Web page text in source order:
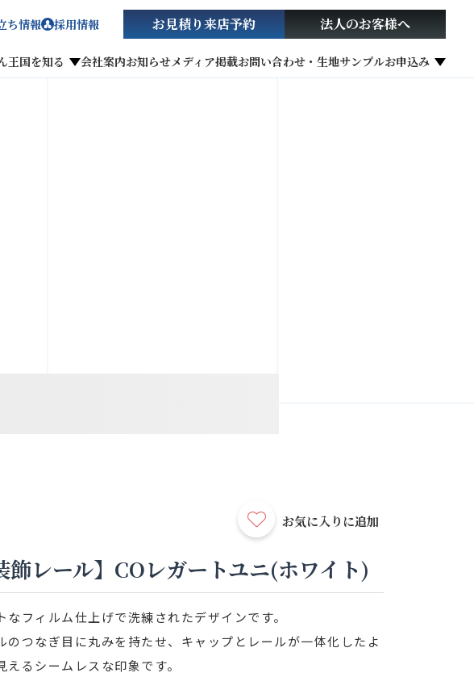
ち情報 採用情報
王国を知る 会社案内お知らせメディア掲載お問い合わせ・生地サンプルお申込み
お見積り来店予約 法人のお客様へ
お気に入りに追加
飾レール】COレガートユニ(ホワイト)
なフィルム仕上げで洗練されたデザインです。
のつなぎ目に丸みを持たせ、キャップとレールが一体化したよ
えるシームレスな印象です。